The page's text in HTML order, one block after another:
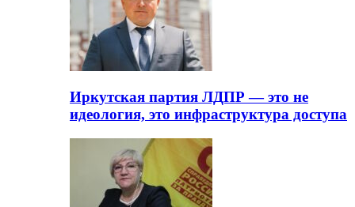
Иркутская партия ЛДПР — это не
идеология, это инфраструктура доступа